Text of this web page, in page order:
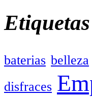
Etiquetas
baterias belleza
disfraces